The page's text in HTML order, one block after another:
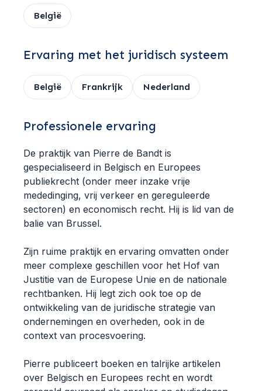
België
Ervaring met het juridisch systeem
België Frankrijk Nederland
Professionele ervaring
De praktijk van Pierre de Bandt is
gespecialiseerd in Belgisch en Europees
publiekrecht (onder meer inzake vrije
mededinging, vrij verkeer en gereguleerde
sectoren) en economisch recht. Hij is lid van de
balie van Brussel.
Zijn ruime praktijk en ervaring omvatten onder
meer complexe geschillen voor het Hof van
Justitie van de Europese Unie en de nationale
rechtbanken. Hij legt zich ook toe op de
ontwikkeling van de juridische strategie van
ondernemingen en overheden, ook in de
context van procesvoering.
Pierre publiceert boeken en talrijke artikelen
over Belgisch en Europees recht en wordt